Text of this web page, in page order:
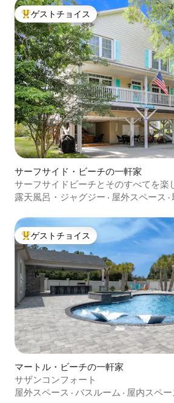
大好評のゲストチョイスです。
ゲストチョイス
サーフサイド・ビーチの一軒家
サーフサイドビーチとそのすべてを楽
い！
露天風呂・ジャグジー · 屋外スペース ·
大好評のゲストチョイスです。
ゲストチョイス
マートル・ビーチの一軒家
サザンコンフォート
屋外スペース · バスルーム · 屋内スペー